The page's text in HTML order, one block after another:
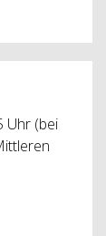
Uhr (bei